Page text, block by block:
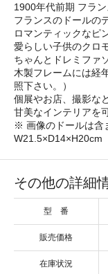
1900年代前期 フラン
フランスのドールの
ロマンティックなピ
愛らしい子供のクロ
ちゃんとドレミファ
木製フレームには経
照下さい。）
個展やお店、撮影な
甘美なインテリアを
※ 画像のドールは含
W21.5×D14×H20cm
その他の詳細
型 番
販売価格
在庫状況